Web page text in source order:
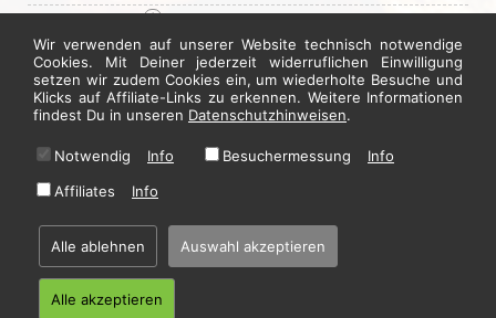
i
Chilisauce 1,20 €*
i
Ketchup 0,50 €*
i
Mayonnaise i
Jetzt hier bestellen
* Alle Preise in Euro inkl. gesetzl. MwSt. Abbildungen können ggf. abweichen.
Informationen zu Inhalts- und Zusatzstoffen finden Sie unter
Wir verwenden auf unserer Website technisch notwendige
Cookies. Mit Deiner jederzeit widerruflichen Einwilligung
setzen wir zudem Cookies ein, um wiederholte Besuche und
Klicks auf Affiliate-Links zu erkennen. Weitere Informationen
findest Du in unseren Datenschutzhinweisen.
Notwendig Info Besuchermessung
Info
Affiliates
Info
Alle ablehnen Auswahl akzeptieren
Alle akzeptieren